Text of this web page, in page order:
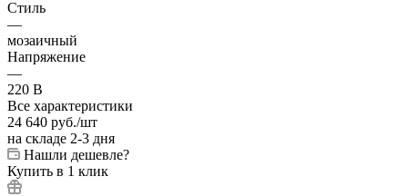
Стиль
—
мозаичный
Напряжение
—
220 В
Все характеристики
24 640 руб./шт
на складе 2-3 дня
Нашли дешевле?
Купить в 1 клик